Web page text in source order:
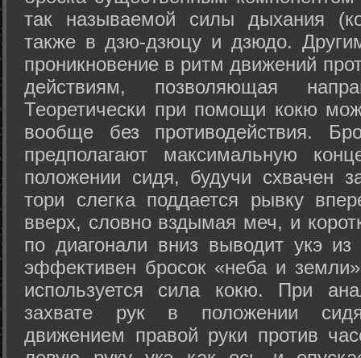
так называемой силы дыхания
также в дзю-дзюцу и дзюдо.
проникновение в ритм движений
действиям, позволяющая
Теоретически при помощи кокю
вообще без противодействия.
предполагают максимальную
положении сидя, будучи схвачен
тори слегка поддается рывку
вверх, словно вздымая меч, и
по диагонали вниз выводит укэ
эффективен бросок «неба и
используется сила кокю. При
захвате рук в положении
движением правой руки против